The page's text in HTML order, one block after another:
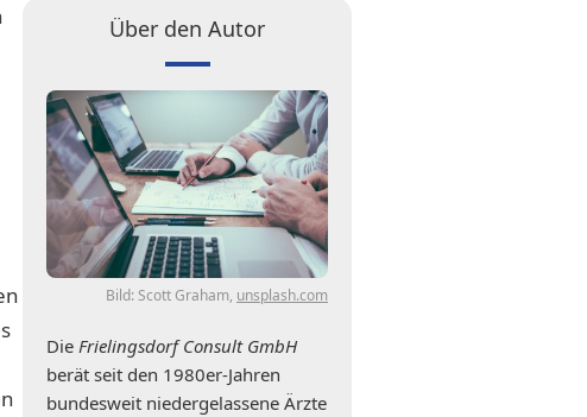
Über den Autor
Bild: Scott Graham, unsplash.com
DieFrielingsdorf Consult GmbH
berät seit den 1980er-Jahren
bundesweit niedergelassene Ärzte